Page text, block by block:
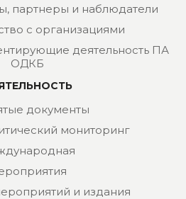
партнеры и наблюдатели
с организациями
деятельность ПА
ОДКБ
документы
мониторинг
и издания